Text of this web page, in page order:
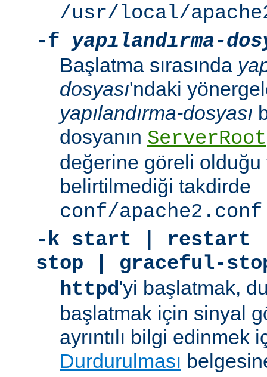
/usr/local/
-f
yapılandırma-
Başlatma sırasında
dosyası'ndaki
yapılandırma-dosyası
dosyanın ServerRoot
değerine göreli olduğu
belirtilmediği takdirde
conf/apache2.conf
-k start | restart
stop | graceful-
httpd'yi başlatmak,
başlatmak için sinyal
ayrıntılı bilgi edinmek
Durdurulması